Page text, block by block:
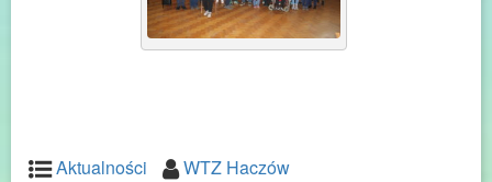
Aktualności
WTZ Haczów